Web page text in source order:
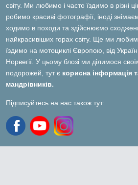
світу. Ми любимо і часто їздимо в різні
робимо красиві фотографії, іноді
ходимо в походи та здійснюємо
найкрасивіших горах світу. Ще ми
їздимо на мотоциклі Європою, від
Норвегії. У цьому блозі ми ділимося
подорожей, тут є корисна інформація
мандрівників.
Підписуйтесь на нас також тут: